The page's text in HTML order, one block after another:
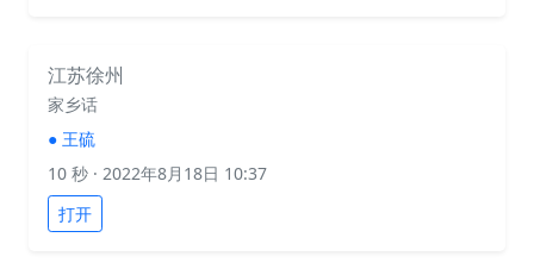
江苏徐州
家乡话
● 王硫
10 秒 · 2022年8月18日 10:37
打开